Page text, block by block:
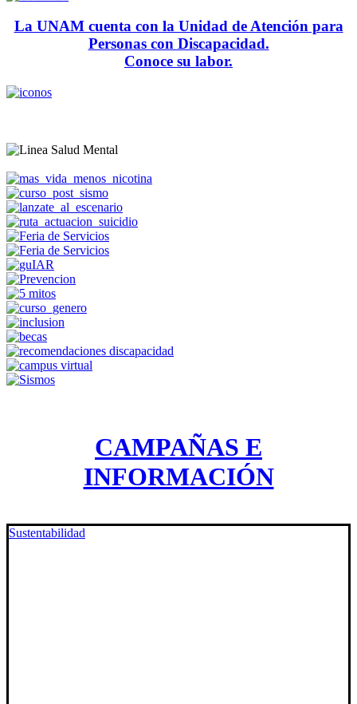
La UNAM cuenta con la Unidad de Atención para
Personas con Discapacidad.
Conoce su labor.
CAMPAÑAS E
INFORMACIÓN
Sustentabilidad